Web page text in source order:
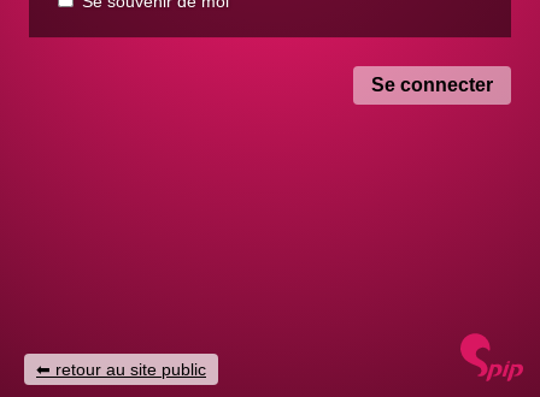
retour au site public